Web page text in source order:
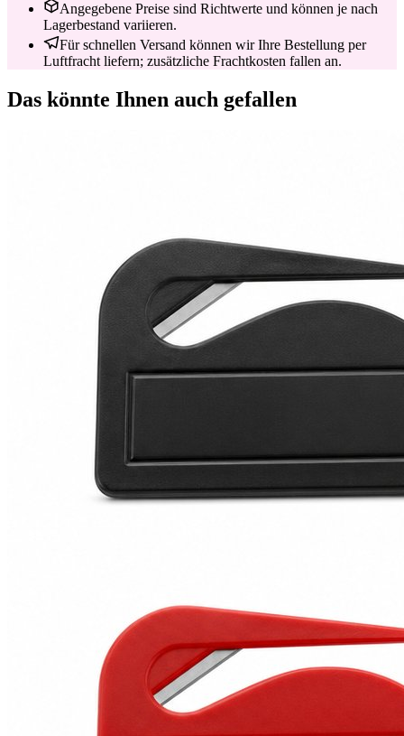
Angegebene Preise sind Richtwerte und können je nach
Lagerbestand variieren.
Für schnellen Versand können wir Ihre Bestellung per
Luftfracht liefern; zusätzliche Frachtkosten fallen an.
Das könnte Ihnen auch gefallen